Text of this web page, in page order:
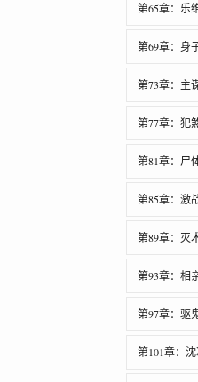
第65章：乐
第69章：身
第73章：主
第77章：犯
第81章：尸
第85章：激
第89章：灭
第93章：相
第97章：驱
第101章：